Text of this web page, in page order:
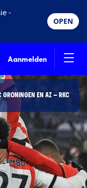
-
OPEN
Aanmelden
GRONINGEN EN AZ – RKC